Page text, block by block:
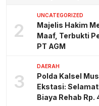
2
UNCATEGORIZED
Majelis Hakim
Maaf, Terbukti
PT AGM
3
DAERAH
Polda Kalsel
Ekstasi:
Biaya Rehab Rp.